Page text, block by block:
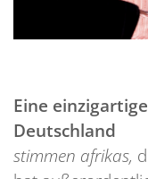
Eine
Deutschland
stimmen afrikas,